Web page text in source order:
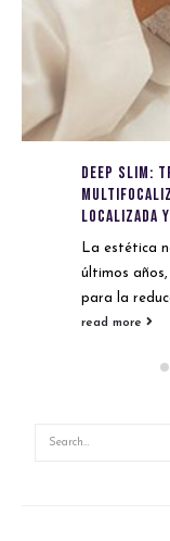
Deep Slim:
localizada
La estética
últimos
para la
read more